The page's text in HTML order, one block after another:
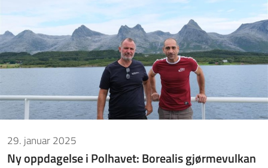
29. januar 2025
Ny oppdagelse i Polhavet: Borealis gjørmevulkan